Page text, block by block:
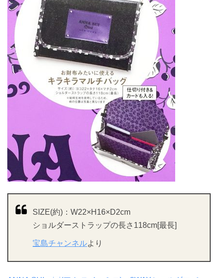
SIZE(約)：W22×H16×D2cm
ショルダーストラップの長さ118cm[最長]
宝島チャンネルより